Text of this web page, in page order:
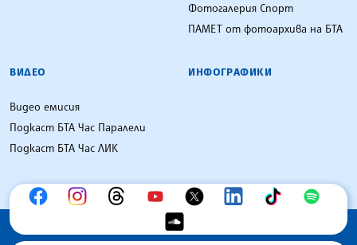
Фотогалерия Спорт
ПАМЕТ от фотоархива на БТА
ВИДЕО
Видео емисия
Подкаст БТА Час Паралели
Подкаст БТА Час ЛИК
ИНФОГРАФИКИ